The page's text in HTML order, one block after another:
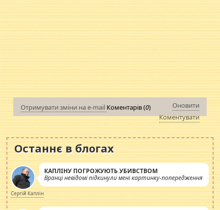
Отримувати зміни на e-mail Коментарів (0)
Оновити
Коментувати
Останнє в блогах
КАПЛІНУ ПОГРОЖУЮТЬ УБИВСТВОМ
Вранці невідомі підкинули мені картинку-попередження
Сергій Каплін